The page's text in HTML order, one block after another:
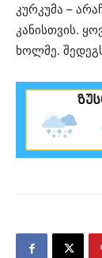
კურკუმა –
კანისთვის.
ხოლმე.